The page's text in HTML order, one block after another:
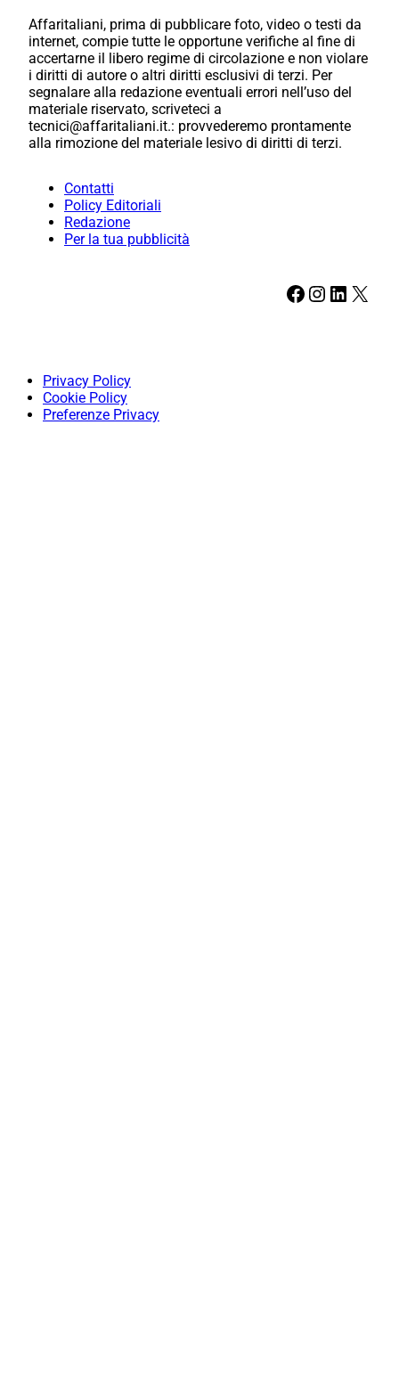
Affaritaliani, prima di pubblicare foto, video o testi da
internet, compie tutte le opportune verifiche al fine di
accertarne il libero regime di circolazione e non violare
i diritti di autore o altri diritti esclusivi di terzi. Per
segnalare alla redazione eventuali errori nell’uso del
materiale riservato, scriveteci a
tecnici@affaritaliani.it.: provvederemo prontamente
alla rimozione del materiale lesivo di diritti di terzi.
Contatti
Policy Editoriali
Redazione
Per la tua pubblicità
Facebook Instagram LinkedIn X
Privacy Policy
Cookie Policy
Preferenze Privacy